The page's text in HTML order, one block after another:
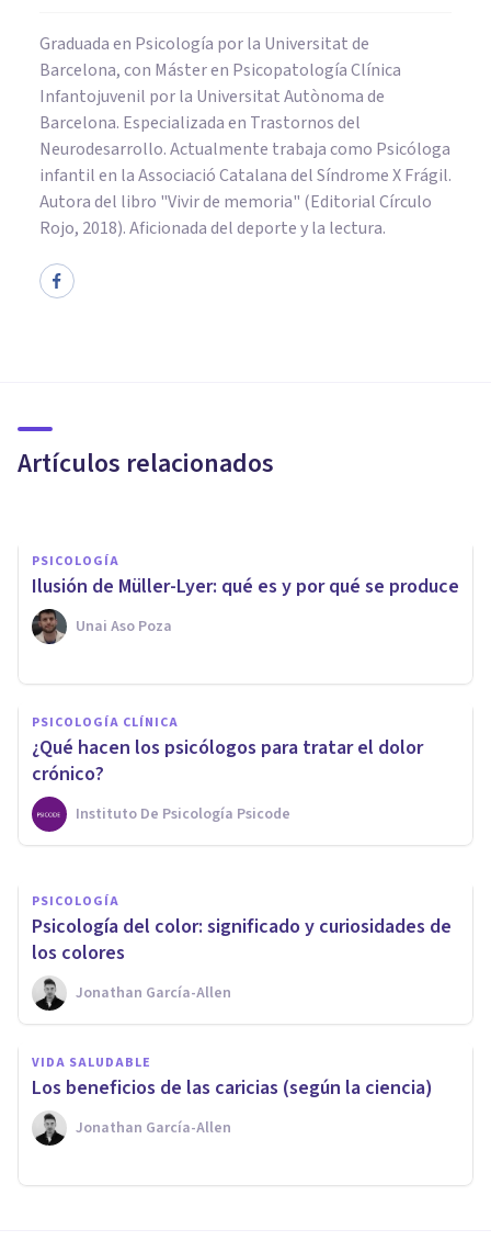
Graduada en Psicología por la Universitat de
Barcelona, con Máster en Psicopatología Clínica
Infantojuvenil por la Universitat Autònoma de
Barcelona. Especializada en Trastornos del
Neurodesarrollo. Actualmente trabaja como Psicóloga
infantil en la Associació Catalana del Síndrome X Frágil.
Autora del libro "Vivir de memoria" (Editorial Círculo
Rojo, 2018). Aficionada del deporte y la lectura.
Artículos relacionados
fenómeno de la percepción?
PSICOLOGÍA
Ilusión de Müller-Lyer: qué es y por qué se produce
Unai Aso Poza
PSICOLOGÍA CLÍNICA
¿Qué hacen los psicólogos para tratar el dolor
crónico?
Instituto De Psicología Psicode
Percepción del color:
características,
funcionamiento y alteraciones
Laura Ruiz Mitjana
PSICOLOGÍA
Psicología del color: significado y curiosidades de
los colores
Jonathan García-Allen
VIDA SALUDABLE
​Los beneficios de las caricias (según la ciencia)
Jonathan García-Allen